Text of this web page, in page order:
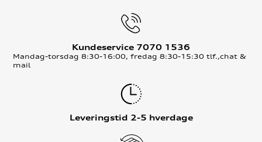
Kundeservice 7070 1536
Mandag-torsdag 8:30-16:00, fredag 8:30-15:30 tlf.,chat &
mail
Leveringstid 2-5 hverdage